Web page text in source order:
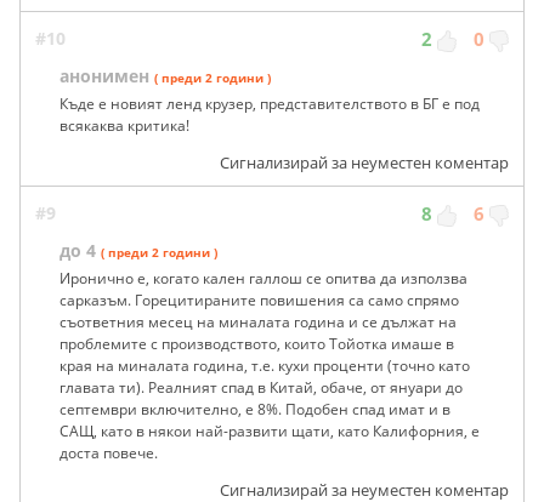
#10 2 0
анонимен ( преди 2 години )
Къде е новият ленд крузер, представителството в БГ е под
всякаква критика!
Сигнализирай за неуместен коментар
#9 8 6
до 4 ( преди 2 години )
Иронично е, когато кален галлош се опитва да използва
сарказъм. Горецитираните повишения са само спрямо
съответния месец на миналата година и се дължат на
проблемите с производството, които Тойотка имаше в
края на миналата година, т.е. кухи проценти (точно като
главата ти). Реалният спад в Китай, обаче, от януари до
септември включително, е 8%. Подобен спад имат и в
САЩ, като в някои най-развити щати, като Калифорния, е
доста повече.
Сигнализирай за неуместен коментар